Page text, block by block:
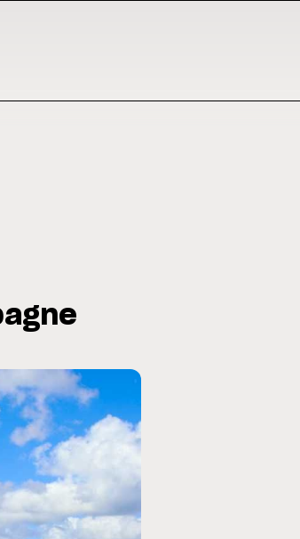
MOTO GP
Zarco évite l'opération et vise un retour
septembre